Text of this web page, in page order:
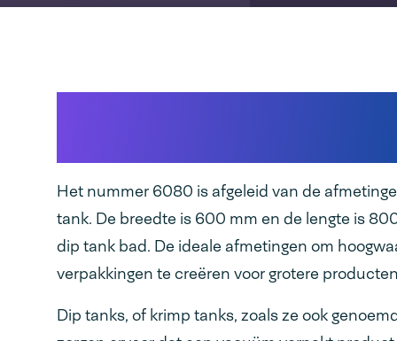
Het nummer 6080 is afgeleid van de
tank. De breedte is 600 mm en de lengte is
dip tank bad. De ideale afmetingen om
verpakkingen te creëren voor grotere
Dip tanks, of krimp tanks, zoals ze ook